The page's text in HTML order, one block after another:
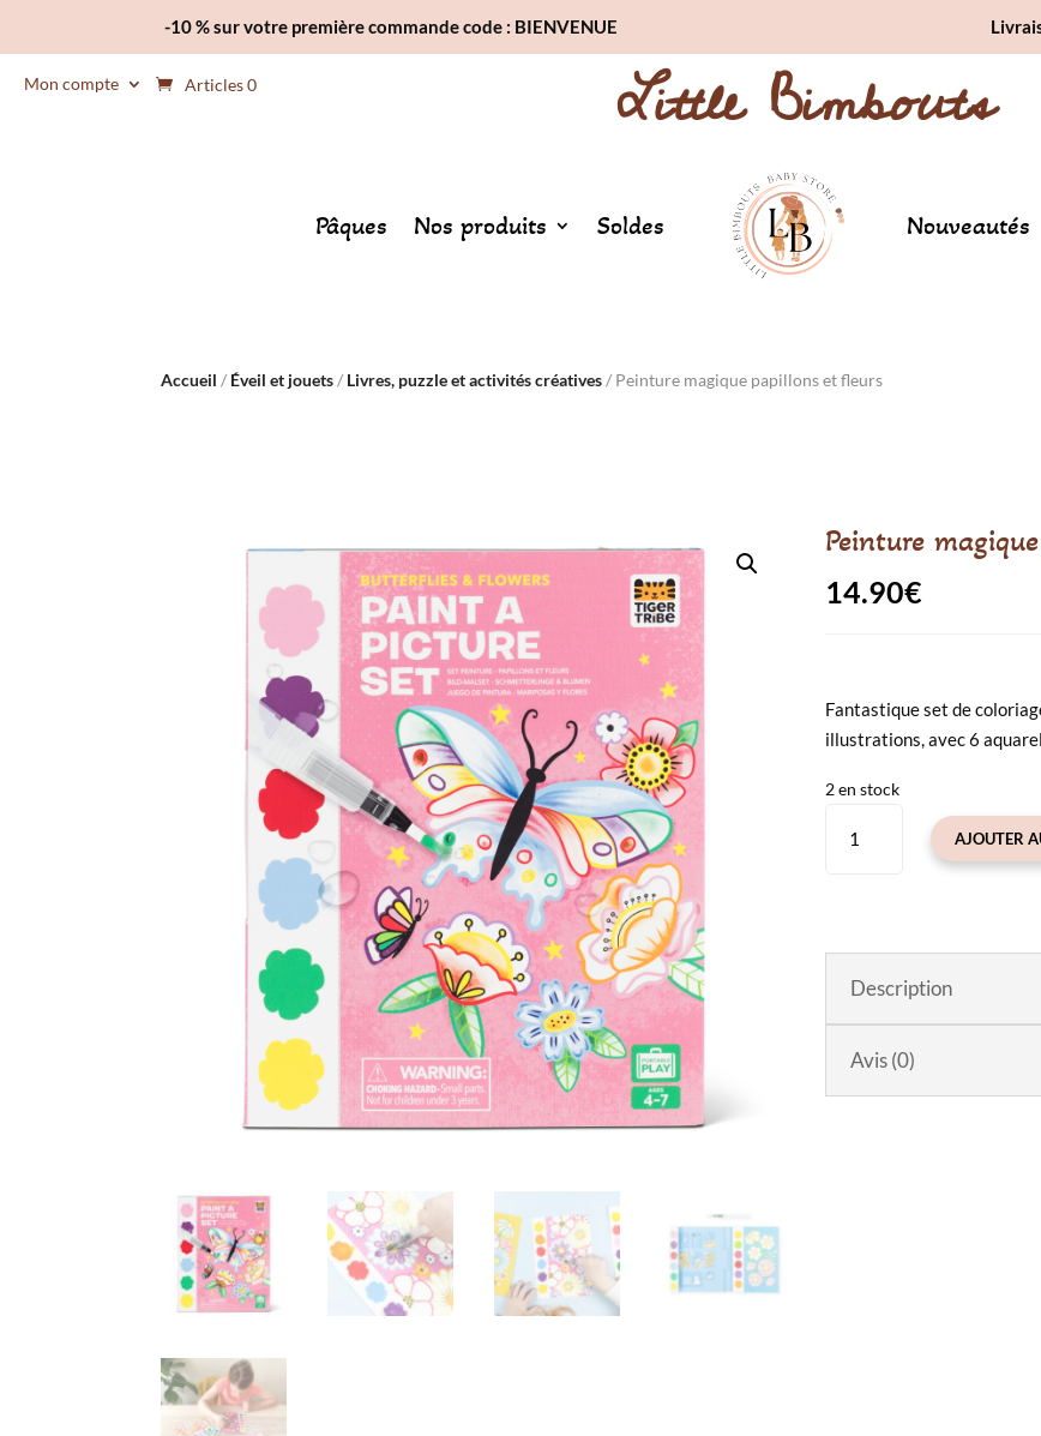
-10 % sur votre première commande code : BIENVENUE
Mon compte Articles 0 Little Bimbouts
Pâques Nos produits Soldes Nouveautés
Accueil / Éveil et jouets/ Livres, puzzle et activités créatives/ Peinture magique papillons et fleurs
Peinture
14.90€
Fantastique set de
illustrations, avec 6
2 en stock
fleurs
AJOUTER
Description
Avis (0)